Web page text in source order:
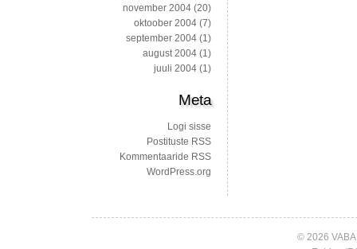
november 2004 (20)
oktoober 2004 (7)
september 2004 (1)
august 2004 (1)
juuli 2004 (1)
Meta
Logi sisse
Postituste RSS
Kommentaaride RSS
WordPress.org
© 2026